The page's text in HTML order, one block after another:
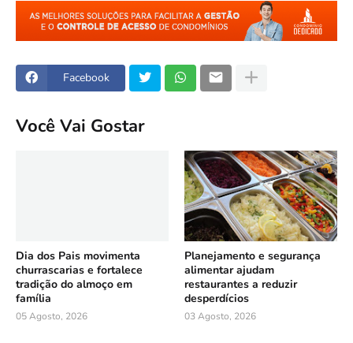
Facebook
Você Vai Gostar
Dia dos Pais movimenta
churrascarias e fortalece
tradição do almoço em
família
05 Agosto, 2026
Planejamento e segurança
alimentar ajudam
restaurantes a reduzir
desperdícios
03 Agosto, 2026